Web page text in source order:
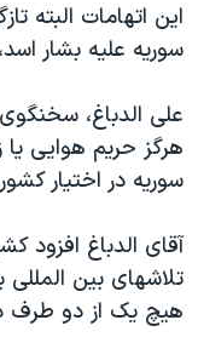
صفحه‌های ویژه
این اتهامات البته
سوریه علیه بشار
علی الدباغ،
هرگز حریم هوایی
سوریه در اختیار
آقای الدباغ
تلاشهای بین
هیچ یک از دو طرف